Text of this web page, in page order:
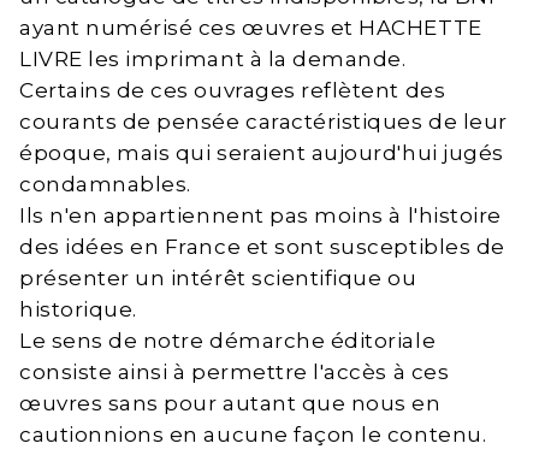
ayant numérisé ces œuvres et HACHETTE
LIVRE les imprimant à la demande.
Certains de ces ouvrages reflètent des
courants de pensée caractéristiques de leur
époque, mais qui seraient aujourd'hui jugés
condamnables.
Ils n'en appartiennent pas moins à l'histoire
des idées en France et sont susceptibles de
présenter un intérêt scientifique ou
historique.
Le sens de notre démarche éditoriale
consiste ainsi à permettre l'accès à ces
œuvres sans pour autant que nous en
cautionnions en aucune façon le contenu.